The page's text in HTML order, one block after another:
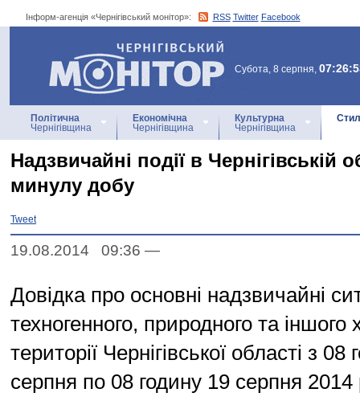
Інформ-агенція «Чернігівський монітор»: RSS Twitter Facebook
Інформ-агенція
«Чернігівський монітор»
Субота, 8 серпня,
Політична
Чернігівщина
Економічна
Чернігівщина
Культурна
Чернігівщина
Надзвичайні події в Чернігівській
минулу добу
Tweet
19.08.2014 09:36 —
Довідка про основні надзвичайні
техногенного, природного та іншого
території Чернігівської області з 08
серпня по 08 годину 19 серпня 2014